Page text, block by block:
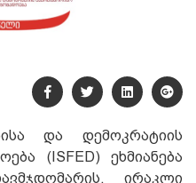
და დემოკრატიის
(ISFED) ეხმიანება
ირაკლი